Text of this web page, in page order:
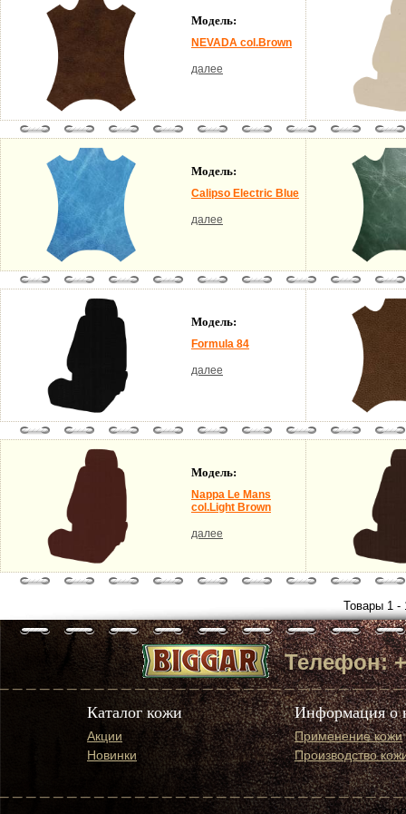
Модель:
NEVADA col.Brown
далее
Модель:
Calipso Electric Blue
далее
Модель:
Formula 84
далее
Модель:
Nappa Le Mans
col.Light Brown
далее
Товары 1 -
Телефон:
Каталог кожи
Акции
Новинки
Информация о
Применение кожи
Производство